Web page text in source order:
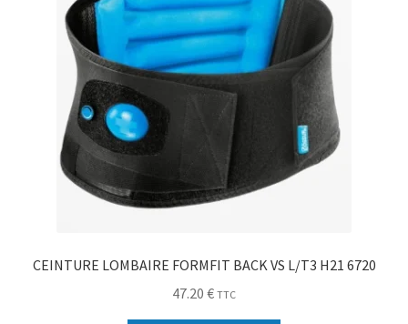
CEINTURE LOMBAIRE FORMFIT BACK VS L/T3 H21 6720
47.20 € TTC